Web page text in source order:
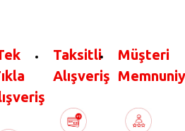
Taksitli
Alışveriş
Müşteri